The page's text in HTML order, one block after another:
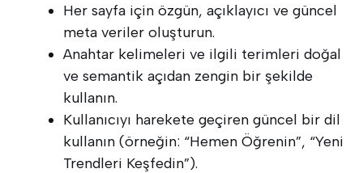
Her sayfa için özgün, açıklayıcı ve güncel
meta veriler oluşturun.
Anahtar kelimeleri ve ilgili terimleri doğal
ve semantik açıdan zengin bir şekilde
kullanın.
Kullanıcıyı harekete geçiren güncel bir dil
kullanın (örneğin: “Hemen Öğrenin”, “Yeni
Trendleri Keşfedin”).